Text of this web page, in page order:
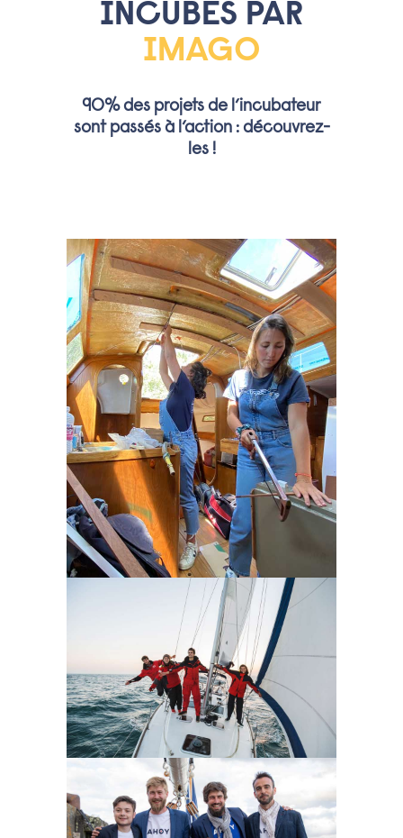
INCUBÉS PAR
IMAGO
90% des projets de l’incubateur
sont passés à l’action : découvrez-
les !
Hisse tes rêves
l'incubateur
4 matelots pleins
d’énergie
l'incubateur
Ahoy